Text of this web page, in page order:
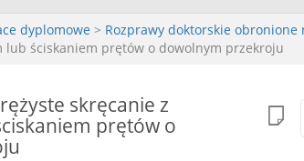
dyplomowe > Rozprawy doktorskie obronione
lub ściskaniem prętów o dowolnym przekroju
skręcanie z
prętów o